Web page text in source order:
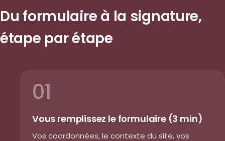
Du formulaire à la signature,
étape par étape
01
Vous remplissez le formulaire (3 min)
Vos coordonnées, le contexte du site, vos